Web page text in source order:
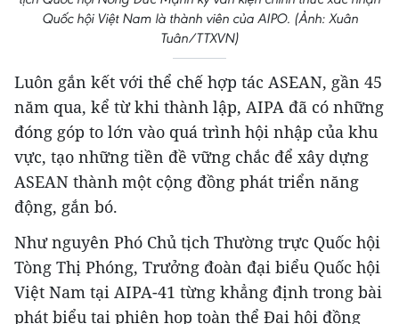
Quốc hội Việt Nam là thành viên của AIPO. (Ảnh: Xuân
Tuân/TTXVN)
Luôn gắn kết với thể chế hợp tác ASEAN, gần 45
năm qua, kể từ khi thành lập, AIPA đã có những
đóng góp to lớn vào quá trình hội nhập của khu
vực, tạo những tiền đề vững chắc để xây dựng
ASEAN thành một cộng đồng phát triển năng
động, gắn bó.
Như nguyên Phó Chủ tịch Thường trực Quốc hội
Tòng Thị Phóng, Trưởng đoàn đại biểu Quốc hội
Việt Nam tại AIPA-41 từng khẳng định trong bài
phát biểu tại phiên họp toàn thể Đại hội đồng